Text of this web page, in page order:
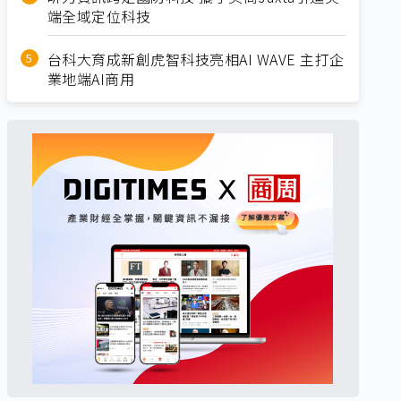
端全域定位科技
台科大育成新創虎智科技亮相AI WAVE 主打企
業地端AI商用